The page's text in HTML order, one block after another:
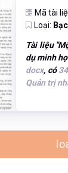
Mã tài
Loại: Bạc
Tài liệu "
dụ minh
docx, có34
Quản trị